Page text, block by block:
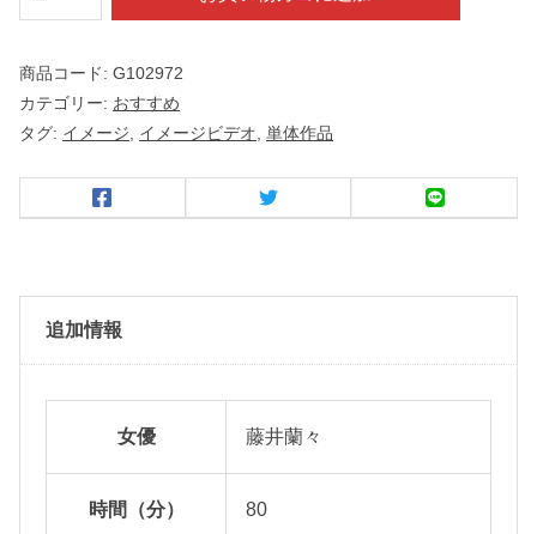
ニ
ー
藤
蘭
々
商品コード: G102972
カテゴリー: おすすめ
タグ: イメージ イメージビデオ 単体作品
追加情報
女優 藤井蘭々
時間（分） 80